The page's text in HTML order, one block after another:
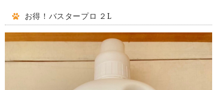
お得！バスタープロ ２L